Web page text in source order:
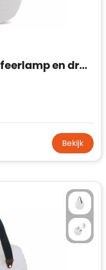
1626 | Coollux Mini sfeerlamp en draadloze luidspreker
Bekijk